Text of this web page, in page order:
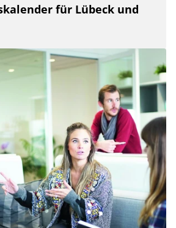
für Lübeck und